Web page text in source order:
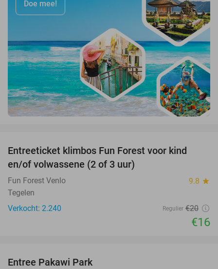
Doe mee!
Entreeticket klimbos Fun Forest voor kind
en/of volwassene (2 of 3 uur)
Fun Forest Venlo 9.8 star
Tegelen
Verkocht: 2.240
Regulier €20
€16
Entree Pakawi Park